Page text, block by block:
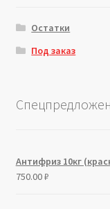
Остатки
Под заказ
Антифриз 10кг
750.00₽